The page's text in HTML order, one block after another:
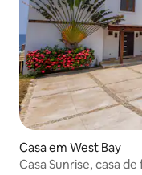
Casa em West Bay
Casa Sunrise, casa